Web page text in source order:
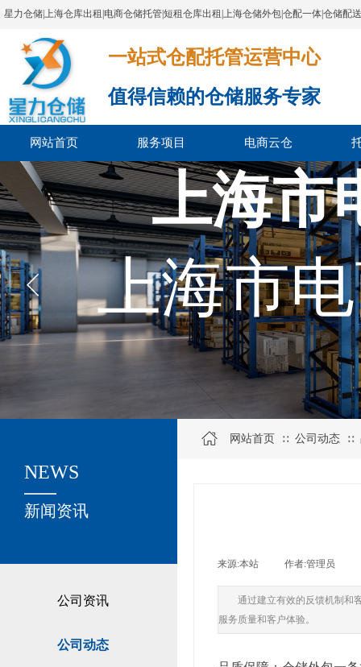
星力仓储|上海仓库出租|电商仓储托管|短租仓库出租|上海仓储外包|仓配一体|仓储配
一站式仓配托管运营中心​​​​​​​​​​​​​​​​​
值得信赖的仓储服务专家
网站首页 服务项目 电商云仓
上海市
上海市
公司资讯
公司动态
关于我们
新闻资讯
NEWS
网站首页 ∷ 公司动态 ∷
来源:本站 作者:管理员
通过建立有效的反馈机制和
服务质量和客户体验。